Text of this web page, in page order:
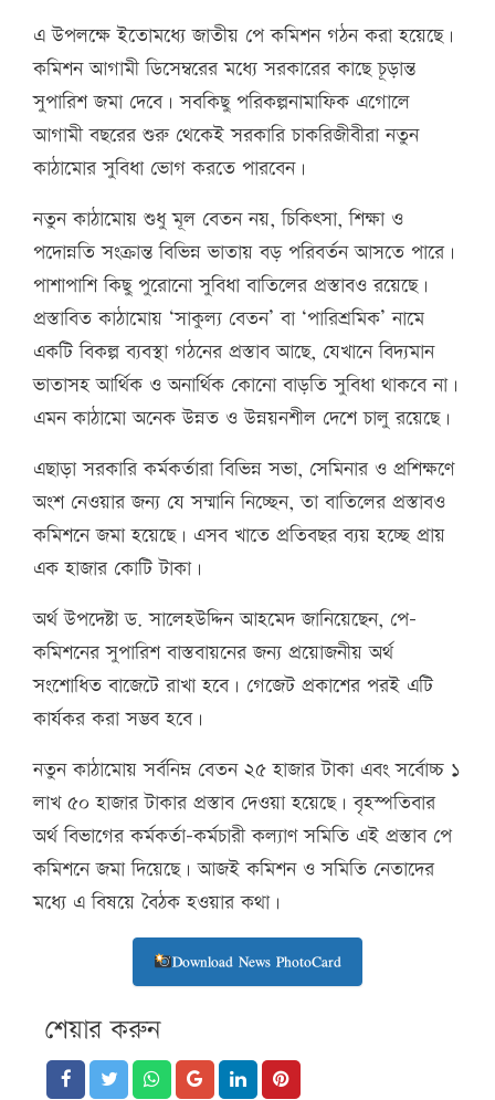
এ উপলক্ষে ইতোমধ্যে জাতীয় পে কমিশন গঠন করা হয়েছে।
কমিশন আগামী ডিসেম্বরের মধ্যে সরকারের কাছে চূড়ান্ত
সুপারিশ জমা দেবে। সবকিছু পরিকল্পনামাফিক এগোলে
আগামী বছরের শুরু থেকেই সরকারি চাকরিজীবীরা নতুন
কাঠামোর সুবিধা ভোগ করতে পারবেন।
নতুন কাঠামোয় শুধু মূল বেতন নয়, চিকিৎসা, শিক্ষা ও
পদোন্নতি সংক্রান্ত বিভিন্ন ভাতায় বড় পরিবর্তন আসতে পারে।
পাশাপাশি কিছু পুরোনো সুবিধা বাতিলের প্রস্তাবও রয়েছে।
প্রস্তাবিত কাঠামোয় ‘সাকুল্য বেতন’ বা ‘পারিশ্রমিক’ নামে
একটি বিকল্প ব্যবস্থা গঠনের প্রস্তাব আছে, যেখানে বিদ্যমান
ভাতাসহ আর্থিক ও অনার্থিক কোনো বাড়তি সুবিধা থাকবে না।
এমন কাঠামো অনেক উন্নত ও উন্নয়নশীল দেশে চালু রয়েছে।
এছাড়া সরকারি কর্মকর্তারা বিভিন্ন সভা, সেমিনার ও প্রশিক্ষণে
অংশ নেওয়ার জন্য যে সম্মানি নিচ্ছেন, তা বাতিলের প্রস্তাবও
কমিশনে জমা হয়েছে। এসব খাতে প্রতিবছর ব্যয় হচ্ছে প্রায়
এক হাজার কোটি টাকা।
অর্থ উপদেষ্টা ড. সালেহউদ্দিন আহমেদ জানিয়েছেন, পে-
কমিশনের সুপারিশ বাস্তবায়নের জন্য প্রয়োজনীয় অর্থ
সংশোধিত বাজেটে রাখা হবে। গেজেট প্রকাশের পরই এটি
কার্যকর করা সম্ভব হবে।
নতুন কাঠামোয় সর্বনিম্ন বেতন ২৫ হাজার টাকা এবং সর্বোচ্চ ১
লাখ ৫০ হাজার টাকার প্রস্তাব দেওয়া হয়েছে। বৃহস্পতিবার
অর্থ বিভাগের কর্মকর্তা-কর্মচারী কল্যাণ সমিতি এই প্রস্তাব পে
কমিশনে জমা দিয়েছে। আজই কমিশন ও সমিতি নেতাদের
মধ্যে এ বিষয়ে বৈঠক হওয়ার কথা।
Download News PhotoCard
শেয়ার করুন